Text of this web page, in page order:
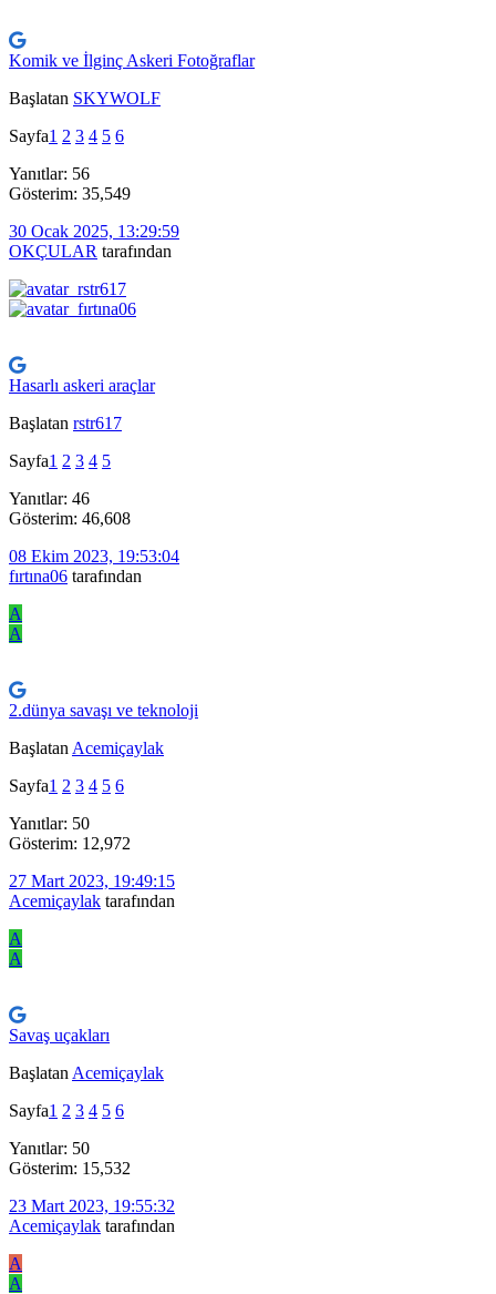
Komik ve İlginç Askeri Fotoğraflar
Başlatan SKYWOLF
Sayfa1 2 3 4 5 6
Yanıtlar: 56
Gösterim: 35,549
30 Ocak 2025, 13:29:59
OKÇULAR tarafından
Hasarlı askeri araçlar
Başlatan rstr617
Sayfa1 2 3 4 5
Yanıtlar: 46
Gösterim: 46,608
08 Ekim 2023, 19:53:04
fırtına06 tarafından
A
A
2.dünya savaşı ve teknoloji
Başlatan Acemiçaylak
Sayfa1 2 3 4 5 6
Yanıtlar: 50
Gösterim: 12,972
27 Mart 2023, 19:49:15
Acemiçaylak tarafından
A
A
Savaş uçakları
Başlatan Acemiçaylak
Sayfa1 2 3 4 5 6
Yanıtlar: 50
Gösterim: 15,532
23 Mart 2023, 19:55:32
Acemiçaylak tarafından
A
A